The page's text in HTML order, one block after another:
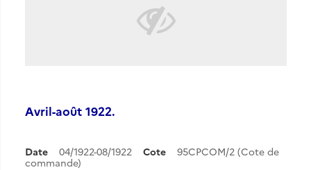
Avril-août 1922.
Date 04/1922-08/1922 Cote
95CPCOM/2 (Cote de
commande)